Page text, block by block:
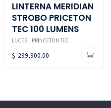
LINTERNA MERIDIAN
STROBO PRICETON
TEC 100 LUMENS
LUCES PRINCETON TEC
$ 299,900.00